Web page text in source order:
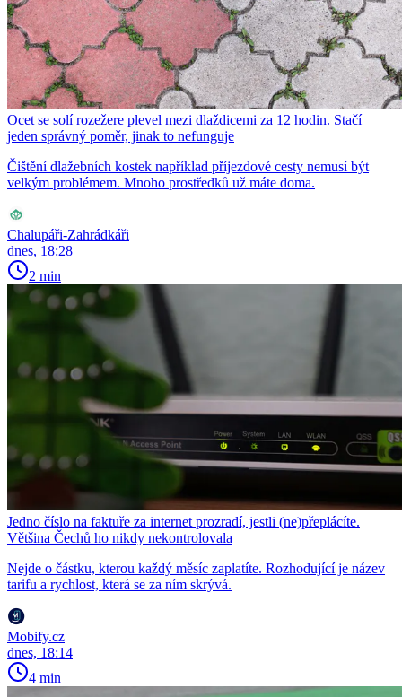
Ocet se solí rozežere plevel mezi dlaždicemi za 12 hodin. Stačí
jeden správný poměr, jinak to nefunguje
Čištění dlažebních kostek například příjezdové cesty nemusí být
velkým problémem. Mnoho prostředků už máte doma.
Chalupáři-Zahrádkáři
dnes, 18:28
2 min
Jedno číslo na faktuře za internet prozradí, jestli (ne)přeplácíte.
Většina Čechů ho nikdy nekontrolovala
Nejde o částku, kterou každý měsíc zaplatíte. Rozhodující je název
tarifu a rychlost, která se za ním skrývá.
Mobify.cz
dnes, 18:14
4 min